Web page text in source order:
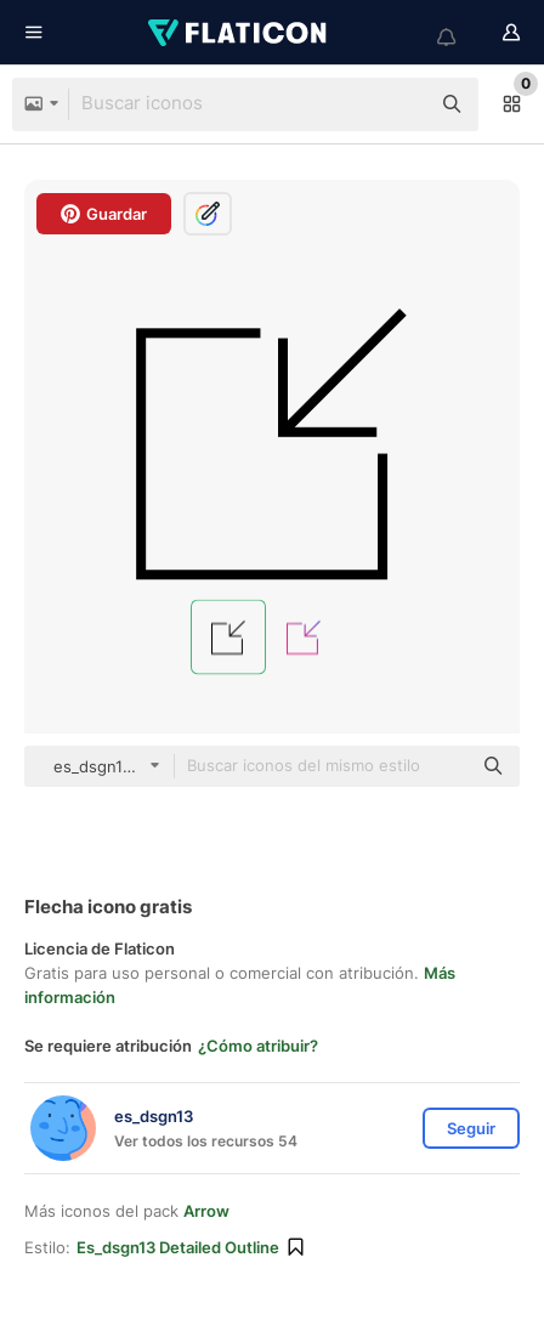
0
Guardar
es_dsgn13 Detailed Outline
Flecha icono gratis
Licencia de Flaticon
Gratis para uso personal o comercial con atribución. Más
información
Se requiere atribución ¿Cómo atribuir?
es_dsgn13
Ver todos los recursos 54
Seguir
Más iconos del pack Arrow
Estilo: Es_dsgn13 Detailed Outline